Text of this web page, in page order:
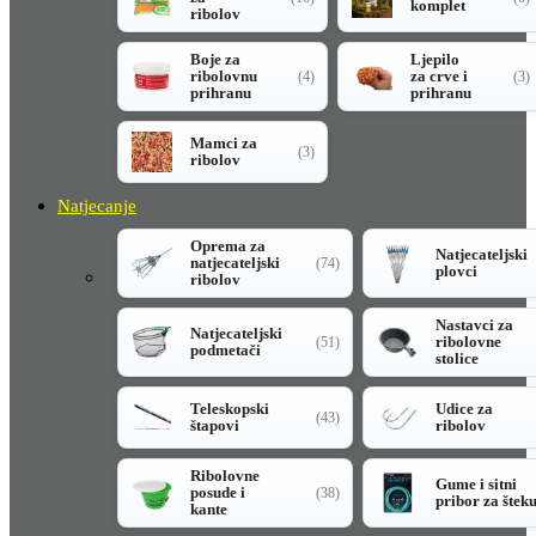
ribolov
komplet
Boje za
ribolovnu
prihranu
(4)
Ljepilo
za crve i
prihranu
(3)
Mamci za
ribolov
(3)
Natjecanje
Oprema za
natjecateljski
ribolov
(74)
Natjecateljski
plovci
Natjecateljski
podmetači
(51)
Nastavci za
ribolovne
stolice
Teleskopski
štapovi
(43)
Udice za
ribolov
Ribolovne
posude i
kante
(38)
Gume i sitni
pribor za šteku